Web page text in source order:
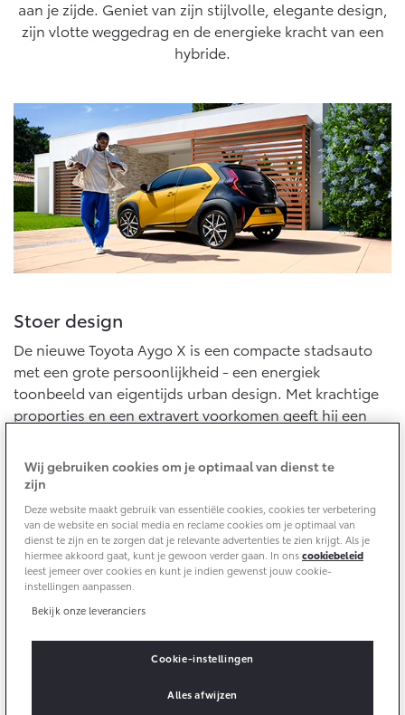
Corolla Cross
Vanaf € 39.995,-
Toyota C-HR
OOK ALS PLUG-IN
Vanaf € 36.495,-
Toyota C-HR+
BATTERIJ-ELEKTRISCH
Vanaf € 37.995,-
RAV4
PLUG-IN HYBRIDE
Vanaf € 49.995,-
bZ4X
BATTERIJ-ELEKTRISCH
bZ4X Touring
BATTERIJ-ELEKTRISCH
Proace City (excl. BTW)
ELEKTRISCH
10 jaar batterijgarantie
Toyota fabrieksgarantie
Onderdelen
Accessoires
Banden
Connected
MyToyota login
MyToyota App
Abonnementen
Multimedia
Navigatie updates
Energie en slim laden
Toyota Autoverzekering
Toyota Hybride Autoverzekering
Bedrijfswagens
Financieren of leasen
Verzekeren
cyclus, conform algemeen geldende wetgeving.
aan je zijde. Geniet van zijn stijlvolle, elegante design,
zijn vlotte weggedrag en de energieke kracht van een
hybride.
Stoer design
De nieuwe Toyota Aygo X is een compacte stadsauto
met een grote persoonlijkheid - een energiek
toonbeeld van eigentijds urban design. Met krachtige
proporties en een extravert voorkomen geeft hij een
het DNA van een crossover in zich draagt.
Wij gebruiken cookies om je optimaal van dienst te
zijn
Deze website maakt gebruik van essentiële cookies, cookies ter verbetering
van de website en social media en reclame cookies om je optimaal van
dienst te zijn en te zorgen dat je relevante advertenties te zien krijgt. Als je
hiermee akkoord gaat, kunt je gewoon verder gaan. In onscookiebeleid
leest jemeer over cookies en kunt je indien gewenst jouw cookie-
instellingen aanpassen.
Bekijk onze leveranciers
Cookie-instellingen
Alles afwijzen